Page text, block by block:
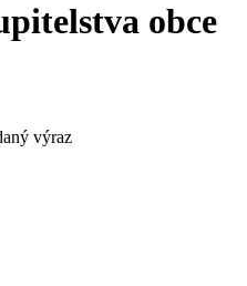
obce
výraz